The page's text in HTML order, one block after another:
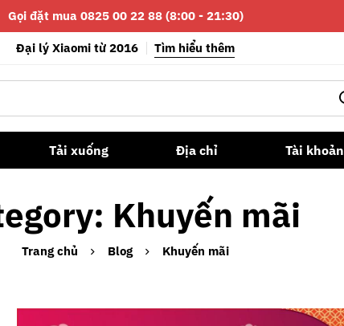
Gọi đặt mua 0825 00 22 88 (8:00 - 21:30)
Đại lý Xiaomi từ 2016 Tìm hiểu thêm
Tải xuống Địa chỉ Tài khoản
Khuyến mãi
Trang chủ Blog Khuyến mãi